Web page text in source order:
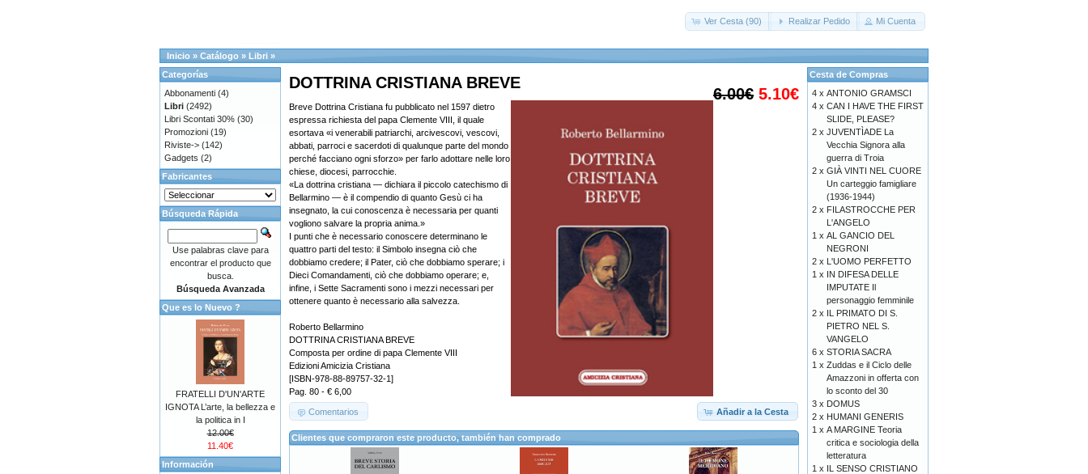
Ver Cesta (90) Realizar Pedido Mi Cuenta
Inicio » Catálogo » Libri »
6.00€ 5.10€
DOTTRINA CRISTIANA BREVE
Breve Dottrina Cristiana fu pubblicato nel 1597 dietro
espressa richiesta del papa Clemente VIII, il quale
esortava «i venerabili patriarchi, arcivescovi, vescovi,
abbati, parroci e sacerdoti di qualunque parte del mondo
perché facciano ogni sforzo» per farlo adottare nelle loro
chiese, diocesi, parrocchie.
«La dottrina cristiana — dichiara il piccolo catechismo di
Bellarmino — è il compendio di quanto Gesù ci ha
insegnato, la cui conoscenza è necessaria per quanti
vogliono salvare la propria anima.»
I punti che è necessario conoscere determinano le
quattro parti del testo: il Simbolo insegna ciò che
dobbiamo credere; il Pater, ciò che dobbiamo sperare; i
Dieci Comandamenti, ciò che dobbiamo operare; e,
infine, i Sette Sacramenti sono i mezzi necessari per
ottenere quanto è necessario alla salvezza.
Roberto Bellarmino
DOTTRINA CRISTIANA BREVE
Composta per ordine di papa Clemente VIII
Edizioni Amicizia Cristiana
[ISBN-978-88-89757-32-1]
Pag. 80 - € 6,00
Añadir a la Cesta
Comentarios
Clientes que compraron este producto, también han comprado
Categorías
Abbonamenti (4)
Libri (2492)
Libri Scontati 30% (30)
Promozioni (19)
Riviste-> (142)
Gadgets (2)
Fabricantes
Búsqueda Rápida
Use palabras clave para
encontrar el producto que
busca.
Búsqueda Avanzada
Que es lo Nuevo ?
FRATELLI D'UN'ARTE
IGNOTA L’arte, la bellezza e
la politica in I
12.00€
11.40€
Información
Cesta de Compras
4 x ANTONIO GRAMSCI
4 x CAN I HAVE THE FIRST
SLIDE, PLEASE?
2 x JUVENTÌADE La
Vecchia Signora alla
guerra di Troia
2 x GIÀ VINTI NEL CUORE
Un carteggio famigliare
(1936-1944)
2 x FILASTROCCHE PER
L'ANGELO
1 x AL GANCIO DEL
NEGRONI
2 x L'UOMO PERFETTO
1 x IN DIFESA DELLE
IMPUTATE Il
personaggio femminile
2 x IL PRIMATO DI S.
PIETRO NEL S.
VANGELO
6 x STORIA SACRA
1 x Zuddas e il Ciclo delle
Amazzoni in offerta con
lo sconto del 30
3 x DOMUS
2 x HUMANI GENERIS
1 x A MARGINE Teoria
critica e sociologia della
letteratura
1 x IL SENSO CRISTIANO